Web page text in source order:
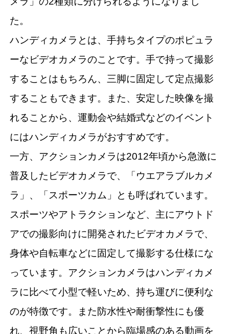
た。
ハンディカメラとは、手持ちタイプのポピュラ
ーなビデオカメラのことです。手で持って撮影
することはもちろん、三脚に固定して定点撮影
することもできます。また、安定した映像を撮
れることから、運動会や結婚式などのイベント
にはハンディカメラがおすすめです。
一方、アクションカメラは2012年頃から急激に
普及したビデオカメラで、「ウエアラブルカメ
ラ」、「スポーツカム」とも呼ばれています。
スポーツやアトラクションなど、主にアウトド
アでの撮影向けに開発されたビデオカメラで、
身体や自転車などに固定して撮影する仕様にな
っています。アクションカメラはハンディカメ
ラに比べて小型で軽いため、持ち運びに便利な
のが特徴です。また防水性や耐衝撃性にも優
れ、視野角も広いことから臨場感のある動画を